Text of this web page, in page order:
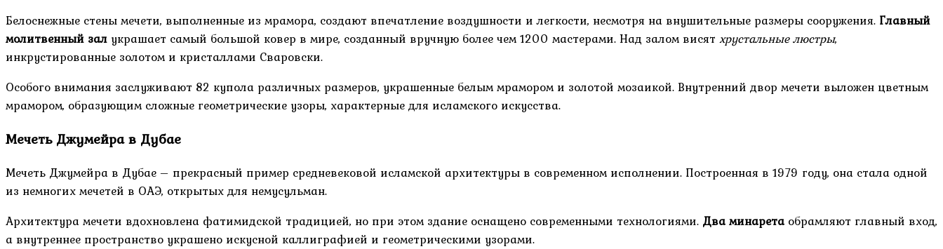
Белоснежные стены мечети, выполненные из мрамора, создают впечатление воздушности и легкости, несмотря на внушительные размеры сооружения. Главный
молитвенный залукрашает самый большой ковер в мире, созданный вручную более чем 1200 мастерами. Над залом висят хрустальные люстры,
инкрустированные золотом и кристаллами Сваровски.
Особого внимания заслуживают 82 купола различных размеров, украшенные белым мрамором и золотой мозаикой. Внутренний двор мечети выложен цветным
мрамором, образующим сложные геометрические узоры, характерные для исламского искусства.
Мечеть Джумейра в Дубае
Мечеть Джумейра в Дубае – прекрасный пример средневековой исламской архитектуры в современном исполнении. Построенная в 1979 году, она стала одной
из немногих мечетей в ОАЭ, открытых для немусульман.
Архитектура мечети вдохновлена фатимидской традицией, но при этом здание оснащено современными технологиями. Два минаретаобрамляют главный вход,
а внутреннее пространство украшено искусной каллиграфией и геометрическими узорами.